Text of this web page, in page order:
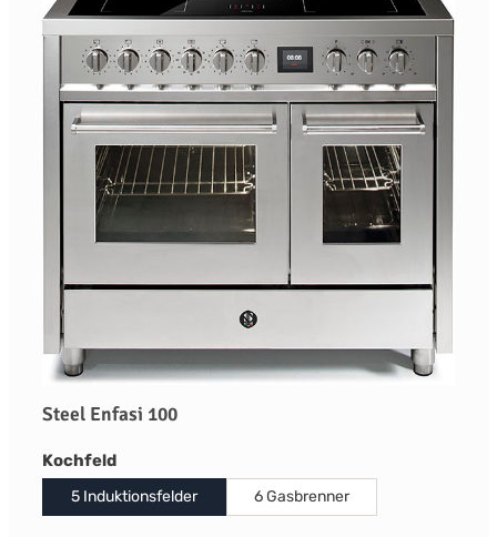
Steel Enfasi 100
Kochfeldauswählen
5 Induktionsfelder 6 Gasbrenner